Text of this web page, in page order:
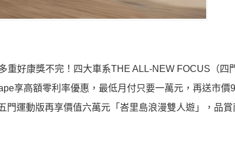
好康獎不完！四大車系THE ALL-NEW FOCUS（四
享高額零利率優惠，最低月付只要一萬元，再送市價
運動版再享價值六萬元「峇里島浪漫雙人遊」，品